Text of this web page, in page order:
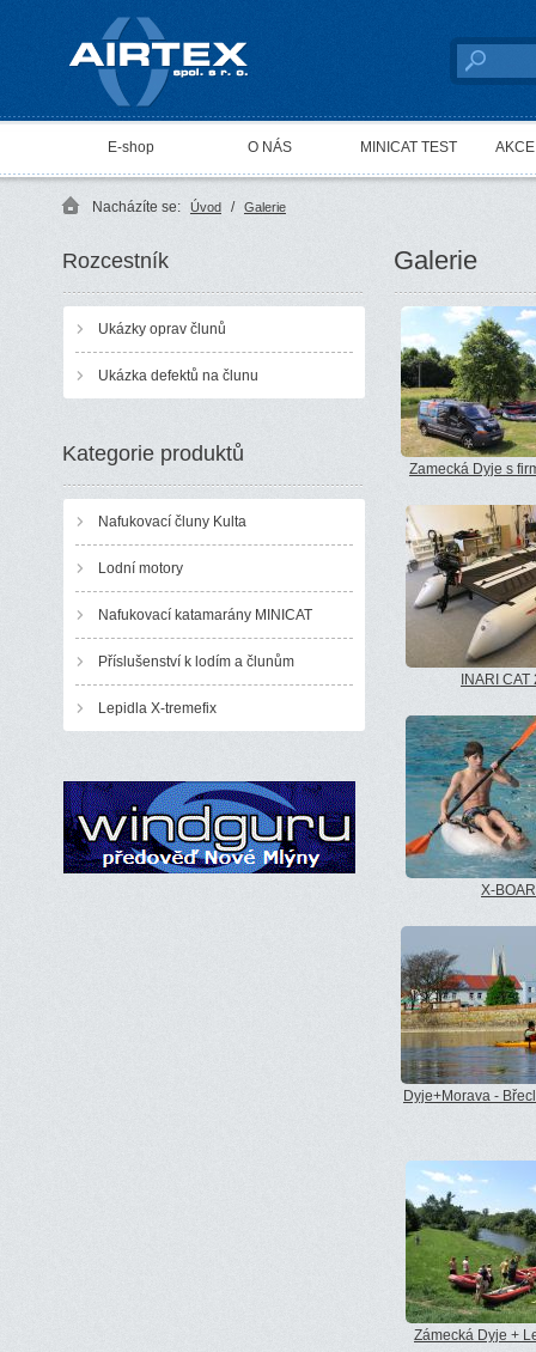
AIRTEX spol. s r. o.
E-shop O NÁS MINICAT TEST
Nacházíte se: Úvod / Galerie
Rozcestník
Ukázky oprav člunů
Ukázka defektů na člunu
Kategorie produktů
Nafukovací čluny Kulta
Lodní motory
Nafukovací katamarány MINICAT
Příslušenství k lodím a člunům
Lepidla X-tremefix
Galerie
Zamecká Dyje s
INARI
X-
Dyje+Morava -
Zámecká Dyje +